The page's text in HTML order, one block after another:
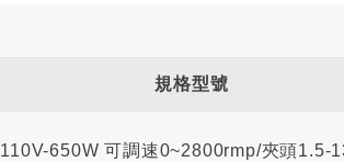
規格型號
110V-650W 可調速0~2800rmp/夾頭1.5-